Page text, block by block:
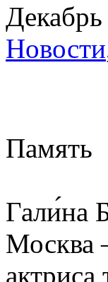
Новости
Память
Гали́на
Москва
актриса